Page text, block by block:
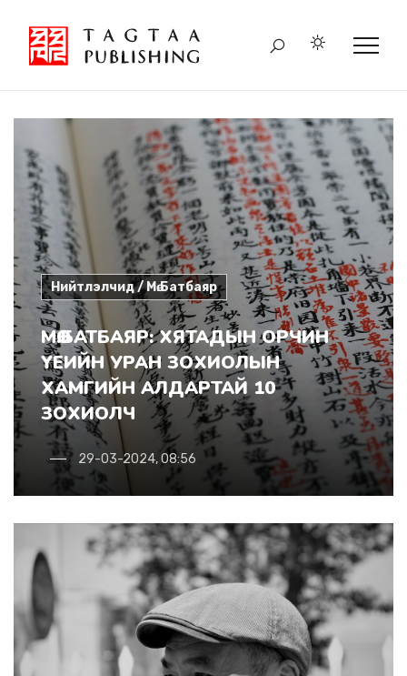
Нийтлэлчид / Мө.Батбаяр
МӨ.БАТБАЯР: ХЯТАДЫН ОРЧИН
ҮЕИЙН УРАН ЗОХИОЛЫН
ХАМГИЙН АЛДАРТАЙ 10
ЗОХИОЛЧ
29-03-2024, 08:56